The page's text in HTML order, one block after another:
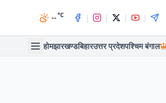
--°C | | | |
होमझारखण्डबिहारउत्तर प्रदेशपश्चिम बंगाल